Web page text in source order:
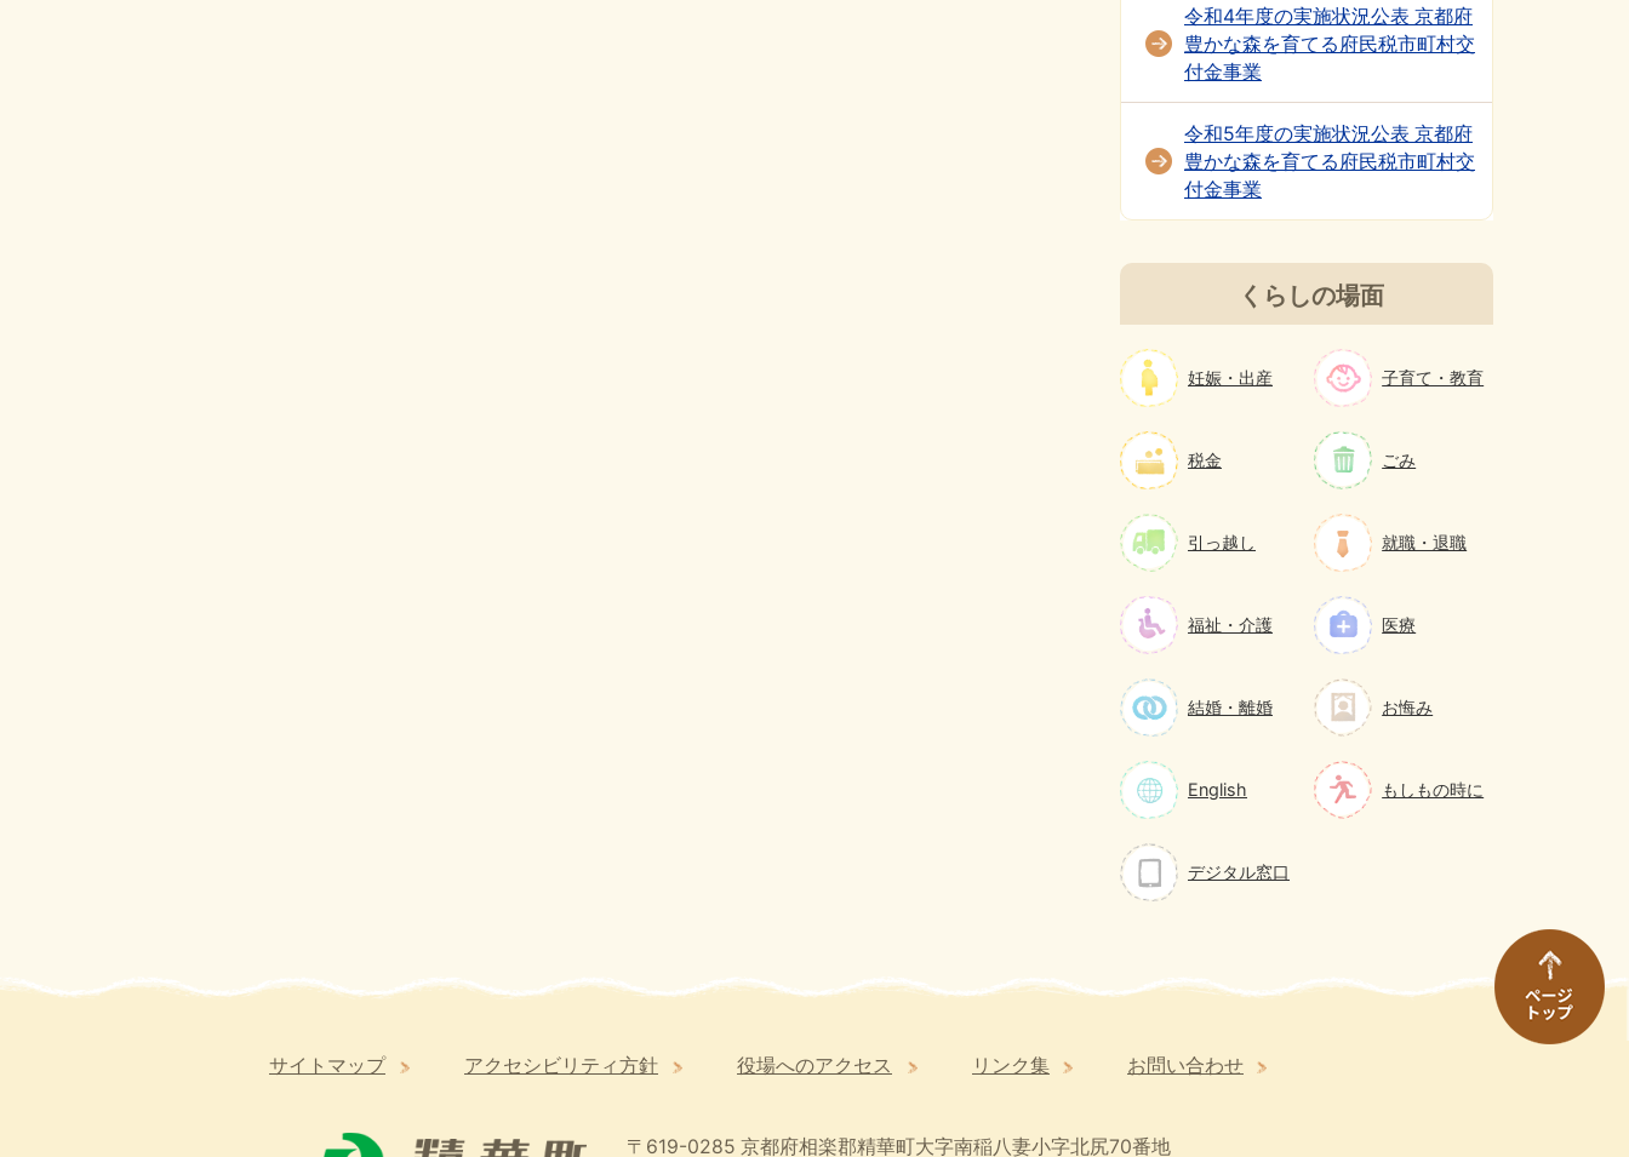
令和4年度の実施状況公表 京都府
豊かな森を育てる府民税市町村交
付金事業
令和5年度の実施状況公表 京都府
豊かな森を育てる府民税市町村交
付金事業
くらしの場面
妊娠・出産 子育て・教育
税金 ごみ
引っ越し 就職・退職
福祉・介護 医療
結婚・離婚 お悔み
English もしもの時に
デジタル窓口
サイトマップ アクセシビリティ方針 役場へのアクセス リンク集 お問い合わせ
〒619-0285 京都府相楽郡精華町大字南稲八妻小字北尻70番地